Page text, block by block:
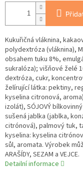
Kukuřičná vláknina,
polydextróza (vláknina),
obsahem tuku 8%,
sukralóza); višňové želé
dextróza, cukr,
želírující látka: pektiny,
kyselina citronová,
izolát), SÓJOVÝ
sušená jablka (jablka,
citrónová), palmový tuk,
kyselina: kyselina
sůl, aromata. Výrobek
ARAŠÍDY, SEZAM a VEJCE.
Detailní informace